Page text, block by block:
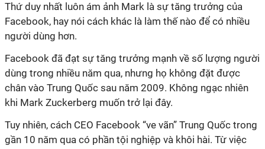
Thứ duy nhất luôn ám ảnh Mark là sự tăng trưởng của
Facebook, hay nói cách khác là làm thế nào để có nhiều
người dùng hơn.
Facebook đã đạt sự tăng trưởng mạnh về số lượng người
dùng trong nhiều năm qua, nhưng họ không đặt được
chân vào Trung Quốc sau năm 2009. Không ngạc nhiên
khi Mark Zuckerberg muốn trở lại đây.
Tuy nhiên, cách CEO Facebook “ve vãn” Trung Quốc trong
gần 10 năm qua có phần tội nghiệp và khôi hài. Từ việc